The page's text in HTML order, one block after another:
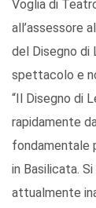
Voglia di
all’assessore
del Disegno di
spettacolo e
“Il Disegno di
rapidamente
fondamentale
in Basilicata.
attualmente